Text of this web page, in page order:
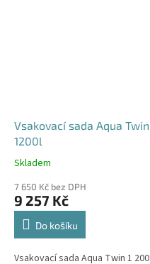
Vsakovací sada Aqua Twin
1200l
Průměrné
produktu
je
5,0
hvězdiček.
Skladem
7 650 Kč bez DPH
9 257 Kč
Do košíku
Vsakovací sada Aqua Twin 1 200